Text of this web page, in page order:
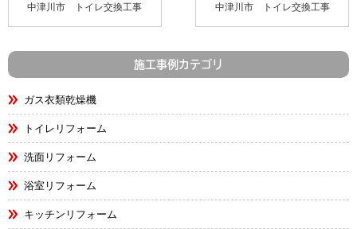
中津川市 トイレ交換工事 中津川市 トイレ交換工事
施工事例カテゴリ
ガス衣類乾燥機
トイレリフォーム
洗面リフォーム
浴室リフォーム
キッチンリフォーム